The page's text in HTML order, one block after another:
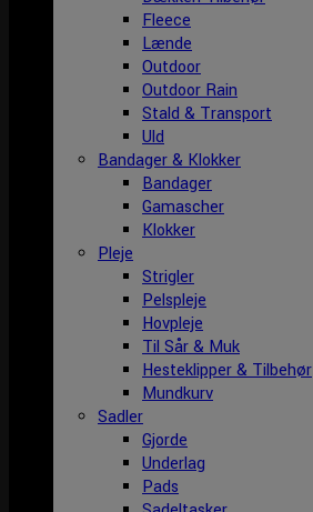
Fleece
Lænde
Outdoor
Outdoor Rain
Stald & Transport
Uld
Bandager & Klokker
Bandager
Gamascher
Klokker
Pleje
Strigler
Pelspleje
Hovpleje
Til Sår & Muk
Hesteklipper & Tilbehør
Mundkurv
Sadler
Gjorde
Underlag
Pads